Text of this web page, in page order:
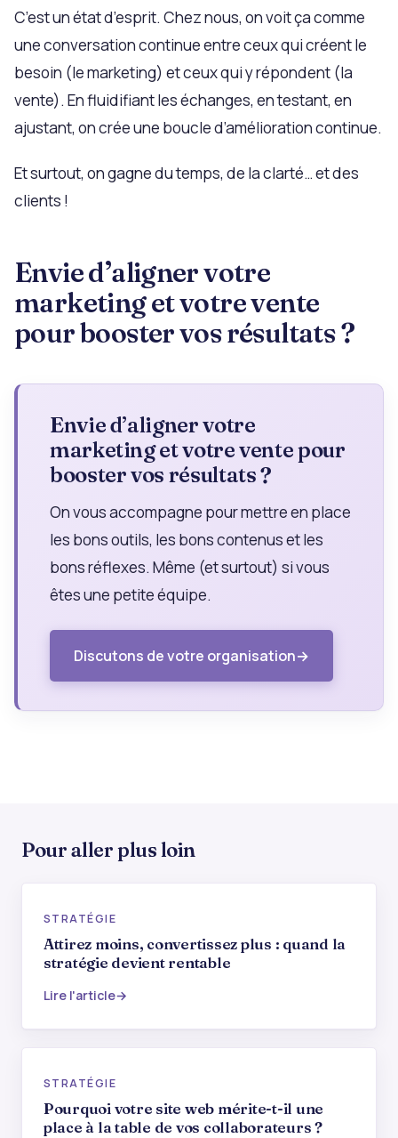
C’est un état d’esprit. Chez nous, on voit ça comme
une conversation continue entre ceux qui créent le
besoin (le marketing) et ceux qui y répondent (la
vente). En fluidifiant les échanges, en testant, en
ajustant, on crée une boucle d’amélioration continue.
Et surtout, on gagne du temps, de la clarté… et des
clients !
Envie d’aligner votre
marketing et votre vente
pour booster vos résultats ?
Envie d’aligner votre
marketing et votre vente pour
booster vos résultats ?
On vous accompagne pour mettre en place
les bons outils, les bons contenus et les
bons réflexes. Même (et surtout) si vous
êtes une petite équipe.
Discutons de votre organisation
Pour aller plus loin
STRATÉGIE
Attirez moins, convertissez plus : quand la
stratégie devient rentable
Lire l'article
STRATÉGIE
Pourquoi votre site web mérite-t-il une
place à la table de vos collaborateurs ?